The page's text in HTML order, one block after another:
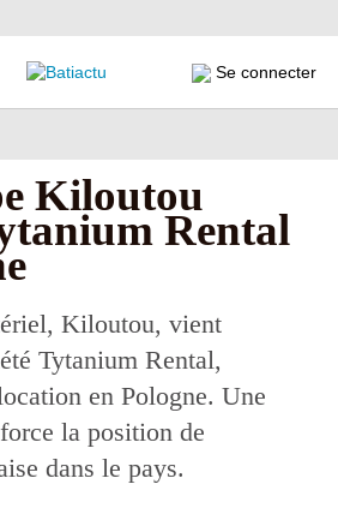
Se connecter
Kiloutou
Rental
Kiloutou, vient
Tytanium Rental,
en Pologne. Une
la position de
dans le pays.